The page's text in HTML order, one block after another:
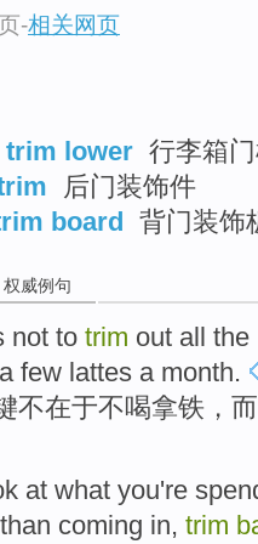
-相关网页
trim lower 行李箱
后门装饰件
board 背门装饰
权威例句
not to trim out all the
a few lattes a month.
不在于不喝拿铁 ，
at what you're
than coming in, trim